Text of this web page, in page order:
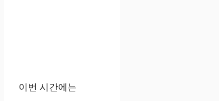
이번 시간에는